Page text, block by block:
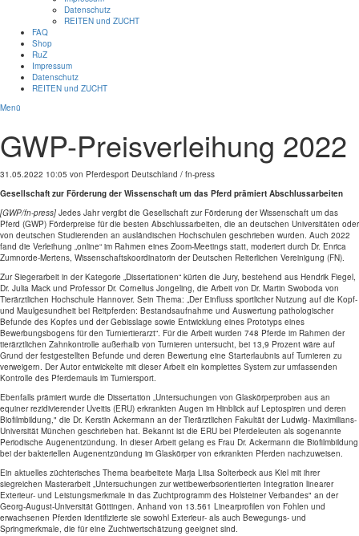
Datenschutz
REITEN und ZUCHT
FAQ
Shop
RuZ
Impressum
Datenschutz
REITEN und ZUCHT
Menü
GWP-Preisverleihung 2022
31.05.2022 10:05 von Pferdesport Deutschland / fn-press
Gesellschaft zur Förderung der Wissenschaft um das Pferd prämiert Abschlussarbeiten
[GWP/fn-press] Jedes Jahr vergibt die Gesellschaft zur Förderung der Wissenschaft um das
Pferd (GWP) Förderpreise für die besten Abschlussarbeiten, die an deutschen Universitäten oder
von deutschen Studierenden an ausländischen Hochschulen geschrieben wurden. Auch 2022
fand die Verleihung „online“ im Rahmen eines Zoom-Meetings statt, moderiert durch Dr. Enrica
Zumnorde-Mertens, Wissenschaftskoordinatorin der Deutschen Reiterlichen Vereinigung (FN).
Zur Siegerarbeit in der Kategorie „Dissertationen“ kürten die Jury, bestehend aus Hendrik Fiegel,
Dr. Julia Mack und Professor Dr. Cornelius Jongeling, die Arbeit von Dr. Martin Swoboda von
Tierärztlichen Hochschule Hannover. Sein Thema: „Der Einfluss sportlicher Nutzung auf die Kopf-
und Maulgesundheit bei Reitpferden: Bestandsaufnahme und Auswertung pathologischer
Befunde des Kopfes und der Gebisslage sowie Entwicklung eines Prototyps eines
Bewerbungsbogens für den Turniertierarzt“. Für die Arbeit wurden 748 Pferde im Rahmen der
tierärztlichen Zahnkontrolle außerhalb von Turnieren untersucht, bei 13,9 Prozent wäre auf
Grund der festgestellten Befunde und deren Bewertung eine Starterlaubnis auf Turnieren zu
verweigern. Der Autor entwickelte mit dieser Arbeit ein komplettes System zur umfassenden
Kontrolle des Pferdemauls im Turniersport.
Ebenfalls prämiert wurde die Dissertation „Untersuchungen von Glaskörperproben aus an
equiner rezidivierender Uveitis (ERU) erkrankten Augen im Hinblick auf Leptospiren und deren
Biofilmbildung," die Dr. Kerstin Ackermann an der Tierärztlichen Fakultät der Ludwig- Maximilians-
Universität München geschrieben hat. Bekannt ist die ERU bei Pferdeleuten als sogenannte
Periodische Augenentzündung. In dieser Arbeit gelang es Frau Dr. Ackermann die Biofilmbildung
bei der bakteriellen Augenentzündung im Glaskörper von erkrankten Pferden nachzuweisen.
Ein aktuelles züchterisches Thema bearbeitete Marja Liisa Solterbeck aus Kiel mit ihrer
siegreichen Masterarbeit „Untersuchungen zur wettbewerbsorientierten Integration linearer
Exterieur- und Leistungsmerkmale in das Zuchtprogramm des Holsteiner Verbandes" an der
Georg-August-Universität Göttingen. Anhand von 13.561 Linearprofilen von Fohlen und
erwachsenen Pferden identifizierte sie sowohl Exterieur- als auch Bewegungs- und
Springmerkmale, die für eine Zuchtwertschätzung geeignet sind.